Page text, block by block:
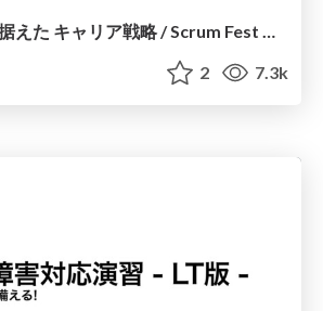
スクラムを軸に据えた キャリア戦略 / Scrum Fest Osaka 2021
2 7.3k